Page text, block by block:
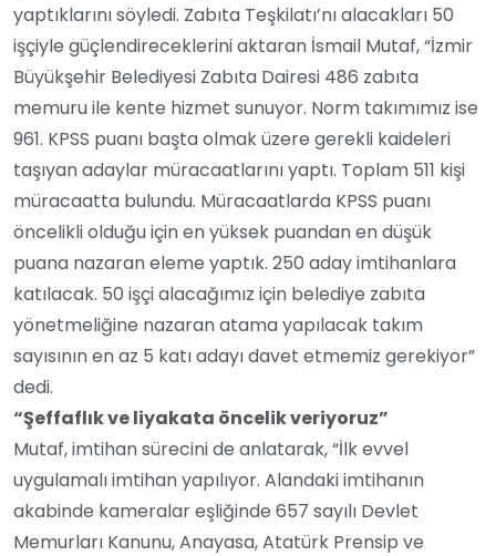
yaptıklarını söyledi. Zabıta Teşkilatı’nı alacakları 50
işçiyle güçlendireceklerini aktaran İsmail Mutaf, “İzmir
Büyükşehir Belediyesi Zabıta Dairesi 486 zabıta
memuru ile kente hizmet sunuyor. Norm takımımız ise
961. KPSS puanı başta olmak üzere gerekli kaideleri
taşıyan adaylar müracaatlarını yaptı. Toplam 511 kişi
müracaatta bulundu. Müracaatlarda KPSS puanı
öncelikli olduğu için en yüksek puandan en düşük
puana nazaran eleme yaptık. 250 aday imtihanlara
katılacak. 50 işçi alacağımız için belediye zabıta
yönetmeliğine nazaran atama yapılacak takım
sayısının en az 5 katı adayı davet etmemiz gerekiyor”
dedi.
“Şeffaflık ve liyakata öncelik veriyoruz”
Mutaf, imtihan sürecini de anlatarak, “İlk evvel
uygulamalı imtihan yapılıyor. Alandaki imtihanın
akabinde kameralar eşliğinde 657 sayılı Devlet
Memurları Kanunu, Anayasa, Atatürk Prensip ve